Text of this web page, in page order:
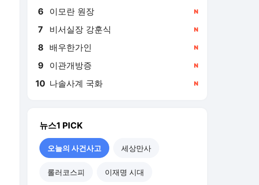
6 이모란 원장
7 비서실장 강훈식
8 배우한가인
9 이관개방증
10 나솔사계 국화
뉴스1 PICK
오늘의 사건사고 세상만사
롤러코스피 이재명 시대